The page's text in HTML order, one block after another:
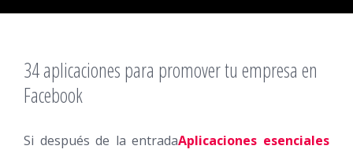
34 aplicaciones para promover tu empresa en
Facebook
Si después de la entradaAplicaciones esenciales